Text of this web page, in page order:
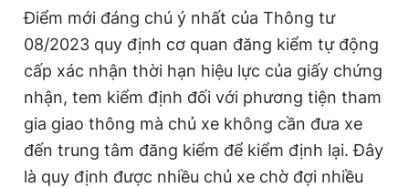
Phó tổng biên tập thường trực: Hải Thành
Phó tổng biên tập: Lâm Hiếu Dũng
Phó tổng biên tập: Trần Việt Hưng
Tổng thư ký tòa soạn: Đức Trung
Giấy phép xuất bản số 110/GP - BTTTT cấp ngày 24.3.2020
© 2003-2026 Bản quyền thuộc về Báo Thanh Niên. Cấm sao
chép dưới mọi hình thức nếu không có sự chấp thuận bằng văn
bản. Phát triển bởi ePi Technologies, JSC.
e
T
a
t
o
Điểm mới đáng chú ý nhất của Thông tư
08/2023 quy định cơ quan đăng kiểm tự động
cấp xác nhận thời hạn hiệu lực của giấy chứng
nhận, tem kiểm định đối với phương tiện tham
gia giao thông mà chủ xe không cần đưa xe
đến trung tâm đăng kiểm để kiểm định lại. Đây
là quy định được nhiều chủ xe chờ đợi nhiều